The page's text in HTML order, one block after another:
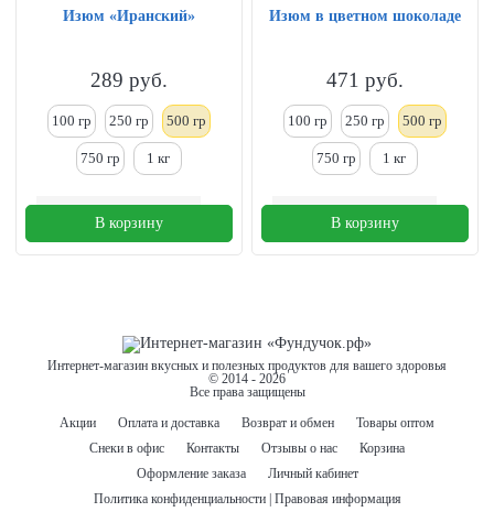
Изюм «Иранский»
289 руб.
100 гр 250 гр 500 гр
750 гр 1 кг
В корзину
Изюм в цветном шоколаде
471 руб.
100 гр 250 гр 500 гр
750 гр 1 кг
В корзину
Интернет-магазин вкусных и полезных продуктов для вашего здоровья
© 2014 - 2026
Все права защищены
Акции
Оплата и доставка Возврат и обмен
Товары оптом
Снеки в офис
Контакты Отзывы о нас
Корзина
Оформление заказа
Личный кабинет
Политика конфиденциальности | Правовая информация